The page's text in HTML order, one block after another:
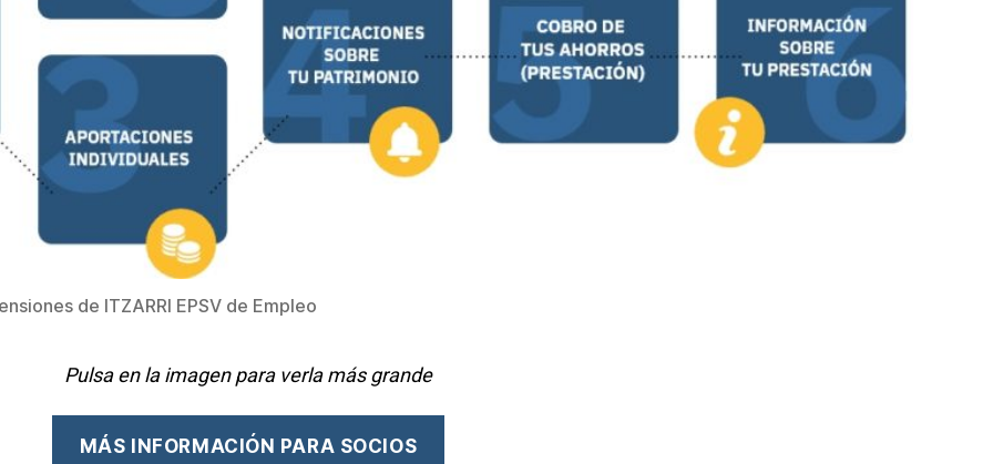
de ITZARRI EPSV de Empleo
Pulsa en la imagen para verla más grande
MÁS INFORMACIÓN PARA SOCIOS